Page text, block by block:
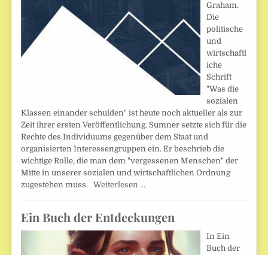
Graham.
Die
politische
und
wirtschaftl
iche
Schrift
"Was die
sozialen
Klassen einander schulden" ist heute noch aktueller als zur
Zeit ihrer ersten Veröffentlichung. Sumner setzte sich für die
Rechte des Individuums gegenüber dem Staat und
organisierten Interessengruppen ein. Er beschrieb die
wichtige Rolle, die man dem "vergessenen Menschen" der
Mitte in unserer sozialen und wirtschaftlichen Ordnung
zugestehen muss.Weiterlesen …
Ein Buch der Entdeckungen
In Ein
Buch der